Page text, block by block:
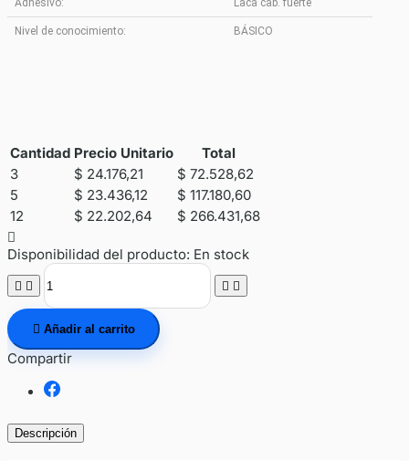
Adhesivo: Laca cab. fuerte
Nivel de conocimiento: BÁSICO
Cantidad Precio Unitario
Total
3
$ 24.176,21
$ 72.528,62
5
$ 23.436,12
$ 117.180,60
12
$ 22.202,64
$ 266.431,68

Disponibilidad del producto: En stock
   
 Añadir al carrito
Compartir
Descripción